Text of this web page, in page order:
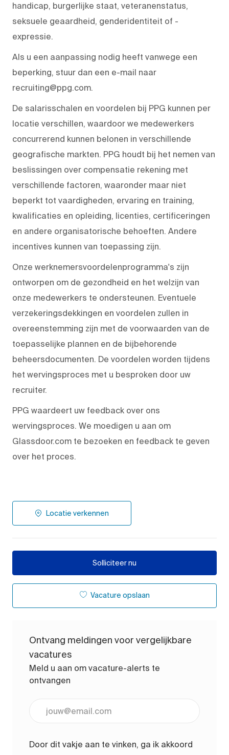
handicap, burgerlijke staat, veteranenstatus,
seksuele geaardheid, genderidentiteit of -
expressie.
Als u een aanpassing nodig heeft vanwege een
beperking, stuur dan een e-mail naar
recruiting@ppg.com.
De salarisschalen en voordelen bij PPG kunnen per
locatie verschillen, waardoor we medewerkers
concurrerend kunnen belonen in verschillende
geografische markten. PPG houdt bij het nemen van
beslissingen over compensatie rekening met
verschillende factoren, waaronder maar niet
beperkt tot vaardigheden, ervaring en training,
kwalificaties en opleiding, licenties, certificeringen
en andere organisatorische behoeften. Andere
incentives kunnen van toepassing zijn.
Onze werknemersvoordelenprogramma's zijn
ontworpen om de gezondheid en het welzijn van
onze medewerkers te ondersteunen. Eventuele
verzekeringsdekkingen en voordelen zullen in
overeenstemming zijn met de voorwaarden van de
toepasselijke plannen en de bijbehorende
beheersdocumenten. De voordelen worden tijdens
het wervingsproces met u besproken door uw
recruiter.
PPG waardeert uw feedback over ons
wervingsproces. We moedigen u aan om
Glassdoor.com te bezoeken en feedback te geven
over het proces.
Locatie verkennen
Solliciteer nu
Vacature opslaan
Ontvang meldingen voor vergelijkbare
vacatures
Meld u aan om vacature-alerts te
ontvangen
Door dit vakje aan te vinken, ga ik akkoord